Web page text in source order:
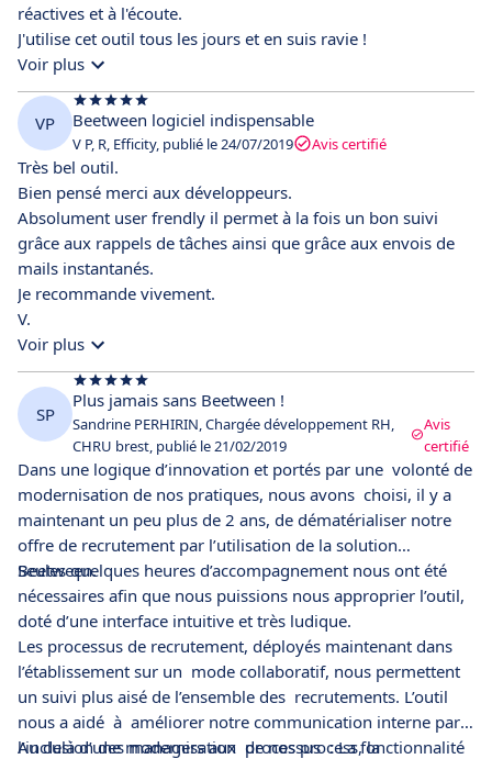
réactives et à l'écoute.
J'utilise cet outil tous les jours et en suis ravie !
Voir plus
VP Beetween logiciel indispensable
V P, R, Efficity, publié le 24/07/2019 Avis certifié
Très bel outil.
Bien pensé merci aux développeurs.
Absolument user frendly il permet à la fois un bon suivi
grâce aux rappels de tâches ainsi que grâce aux envois de
mails instantanés.
Je recommande vivement.
V.
Voir plus
SP
Plus jamais sans Beetween !
Sandrine PERHIRIN, Chargée développement RH,
CHRU brest, publié le 21/02/2019
Avis
certifié
Dans une logique d’innovation et portés par une volonté de
modernisation de nos pratiques, nous avons choisi, il y a
maintenant un peu plus de 2 ans, de dématérialiser notre
offre de recrutement par l’utilisation de la solution
Beetween.
Seules quelques heures d’accompagnement nous ont été
nécessaires afin que nous puissions nous approprier l’outil,
doté d’une interface intuitive et très ludique.
Les processus de recrutement, déployés maintenant dans
l’établissement sur un mode collaboratif, nous permettent
un suivi plus aisé de l’ensemble des recrutements. L’outil
nous a aidé à améliorer notre communication interne par
l’inclusion des managers aux processus : La fonctionnalité
Au delà d’une modernisation de nos process, la